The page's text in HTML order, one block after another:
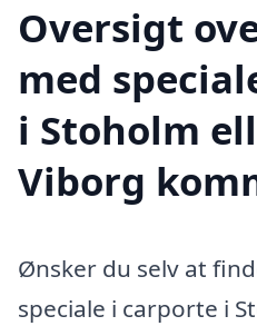
Oversigt
med
i Stoholm
Viborg
Ønsker du selv at
speciale i carporte i